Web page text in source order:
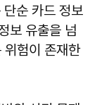
순 카드 정보
보 유출을 넘
위험이 존재한